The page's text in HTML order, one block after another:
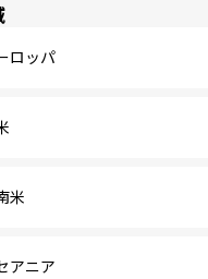
ロッパ
米
アニア